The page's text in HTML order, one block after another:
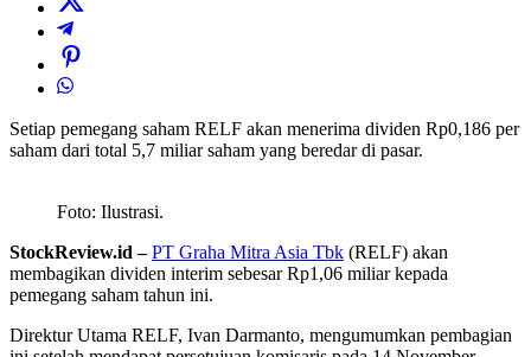
Setiap pemegang saham RELF akan menerima dividen Rp0,186 per
saham dari total 5,7 miliar saham yang beredar di pasar.
Foto: Ilustrasi.
StockReview.id – PT Graha Mitra Asia Tbk (RELF) akan
membagikan dividen interim sebesar Rp1,06 miliar kepada
pemegang saham tahun ini.
Direktur Utama RELF, Ivan Darmanto, mengumumkan pembagian